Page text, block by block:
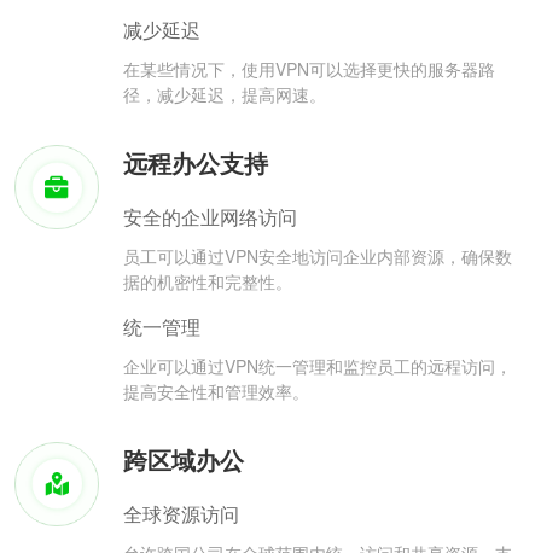
减少延迟
在某些情况下，使用VPN可以选择更快的服务器路
径，减少延迟，提高网速。
远程办公支持
安全的企业网络访问
员工可以通过VPN安全地访问企业内部资源，确保数
据的机密性和完整性。
统一管理
企业可以通过VPN统一管理和监控员工的远程访问，
提高安全性和管理效率。
跨区域办公
全球资源访问